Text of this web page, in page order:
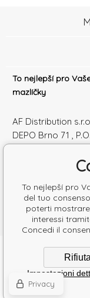
To nejlepší pro
mazlíčky
AF Distribution
DEPO Brno 71 ,
Česká republika
Partita IVA:
Ecommerce
To nejlepší pro
del tuo
poterti
interessi
Concedi il
Impostazioni
Privacy